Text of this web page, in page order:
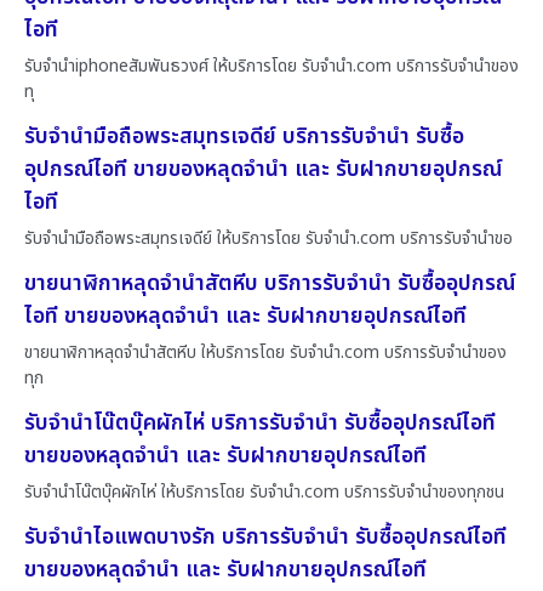
ไอที
รับจำนำiphoneสัมพันธวงศ์ ให้บริการโดย รับจํานํา.com บริการรับจำนำของ
ทุ
รับจำนำมือถือพระสมุทรเจดีย์ บริการรับจำนำ รับซื้อ
อุปกรณ์ไอที ขายของหลุดจำนำ และ รับฝากขายอุปกรณ์
ไอที
รับจำนำมือถือพระสมุทรเจดีย์ ให้บริการโดย รับจํานํา.com บริการรับจำนำขอ
ขายนาฬิกาหลุดจำนำสัตหีบ บริการรับจำนำ รับซื้ออุปกรณ์
ไอที ขายของหลุดจำนำ และ รับฝากขายอุปกรณ์ไอที
ขายนาฬิกาหลุดจำนำสัตหีบ ให้บริการโดย รับจํานํา.com บริการรับจำนำของ
ทุก
รับจำนำโน๊ตบุ๊คผักไห่ บริการรับจำนำ รับซื้ออุปกรณ์ไอที
ขายของหลุดจำนำ และ รับฝากขายอุปกรณ์ไอที
รับจำนำโน๊ตบุ๊คผักไห่ ให้บริการโดย รับจํานํา.com บริการรับจำนำของทุกชน
รับจำนำไอแพดบางรัก บริการรับจำนำ รับซื้ออุปกรณ์ไอที
ขายของหลุดจำนำ และ รับฝากขายอุปกรณ์ไอที